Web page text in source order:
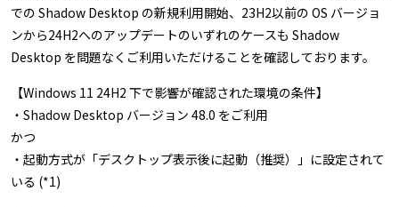
での Shadow Desktop の新規利用開始、23H2以前の OS バージョ
ンから24H2へのアップデートのいずれのケースも Shadow
Desktop を問題なくご利用いただけることを確認しております。
【Windows 11 24H2 下で影響が確認された環境の条件】
・Shadow Desktop バージョン 48.0 をご利用
かつ
・起動方式が「デスクトップ表示後に起動（推奨）」に設定されて
いる (*1)